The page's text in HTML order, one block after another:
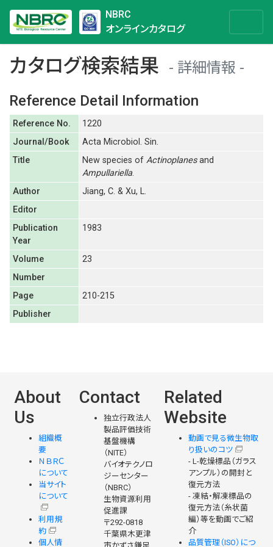
NBRC
オンラインカタログ
カタログ検索結果
詳細情報
Reference Detail Information
Reference No.
1220
Journal/Book
Acta Microbiol. Sin.
Title
New species of Actinoplanesand
Ampullariella.
Author
Jiang, C. & Xu, L.
Editor
Publication
Year
1983
Volume
23
Number
Page
210-215
Publisher
About
Us
組織概
要
ＮＢＲＣ
について
当サイト
について
利用規
約
個人情
Contact
独立行政法人
製品評価技術
基盤機構
（NITE）
バイオテクノロ
ジーセンター
（NBRC）
生物資源利用
促進課
〒292-0818
千葉県木更津
Related
Website
動画で見る微生物取
り扱いのコツ
- L-乾燥標品（ガラス
アンプル）の開封と
復元方法
- 凍結・解凍標品の
復元方法（糸状菌
編）等を動画でご紹
介
品質管理（ISO）につ